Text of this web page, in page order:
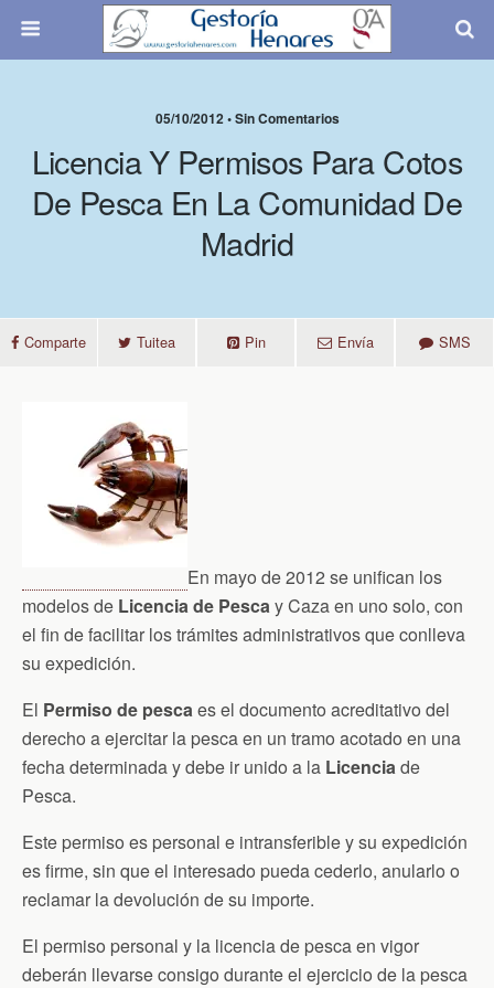
05/10/2012 • Sin Comentarios
Licencia Y Permisos Para Cotos
De Pesca En La Comunidad De
Madrid
Comparte Tuitea Pin Envía SMS
En mayo de 2012 se unifican los
modelos de Licencia de Pescay Caza en uno solo, con
el fin de facilitar los trámites administrativos que conlleva
su expedición.
El Permiso de pescaes el documento acreditativo del
derecho a ejercitar la pesca en un tramo acotado en una
fecha determinada y debe ir unido a la Licenciade
Pesca.
Este permiso es personal e intransferible y su expedición
es firme, sin que el interesado pueda cederlo, anularlo o
reclamar la devolución de su importe.
El permiso personal y la licencia de pesca en vigor
deberán llevarse consigo durante el ejercicio de la pesca